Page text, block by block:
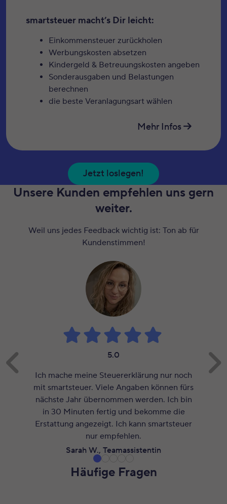
smartsteuer macht’s Dir leicht:
Einkommensteuer zurückholen
Werbungskosten absetzen
Kindergeld & Betreuungskosten angeben
Sonderausgaben und Belastungen
berechnen
die beste Veranlagungsart wählen
Mehr Infos
Jetzt loslegen!
Unsere Kunden empfehlen uns gern
weiter.
Weil uns jedes Feedback wichtig ist: Ton ab für
Kundenstimmen!
Bewertung: 5.0 von 5 Sternen
5.0
Ich mache meine Steuererklärung nur noch
mit smartsteuer. Viele Angaben können fürs
nächste Jahr übernommen werden. Ich bin
in 30 Minuten fertig und bekomme die
Erstattung angezeigt. Ich kann smartsteuer
nur empfehlen.
Sarah W., Teamassistentin
Inhalt 1 wird angezeigtHäufige Fragen